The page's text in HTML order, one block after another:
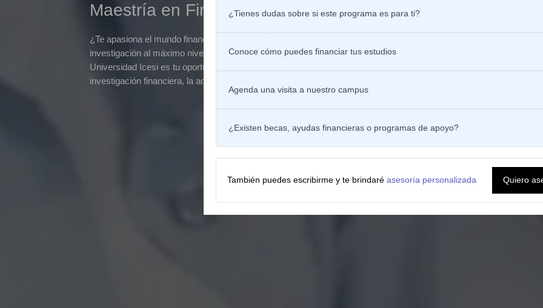
Maestría en Finanzas Cuantitativas
¿Te apasiona el mundo financiero y buscas llevar tus habilidades analíticas y de
investigación al máximo nivel? La Maestría en Finanzas Cuantitativas de la
Universidad Icesi es tu oportunidad para destacar en áreas como la
investigación financiera, la administración y la toma de decisiones estratégicas.
¿Tienes dudas sobre si este programa es para ti?
Conoce cómo puedes financiar tus estudios
Agenda una visita a nuestro campus
¿Existen becas, ayudas financieras o programas de apoyo?
También puedes escribirme y te brindaré asesoría personalizada Quiero